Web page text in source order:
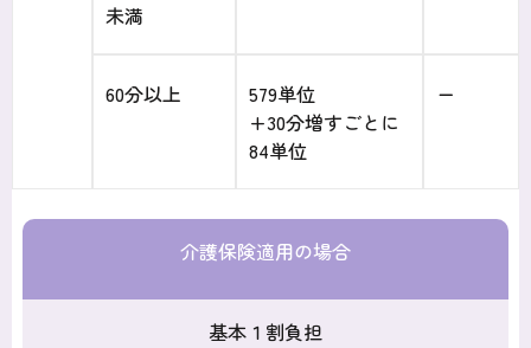
未満
60分以上
579単位
+30分増すごとに
84単位
ー
介護保険適用の場合
基本１割負担